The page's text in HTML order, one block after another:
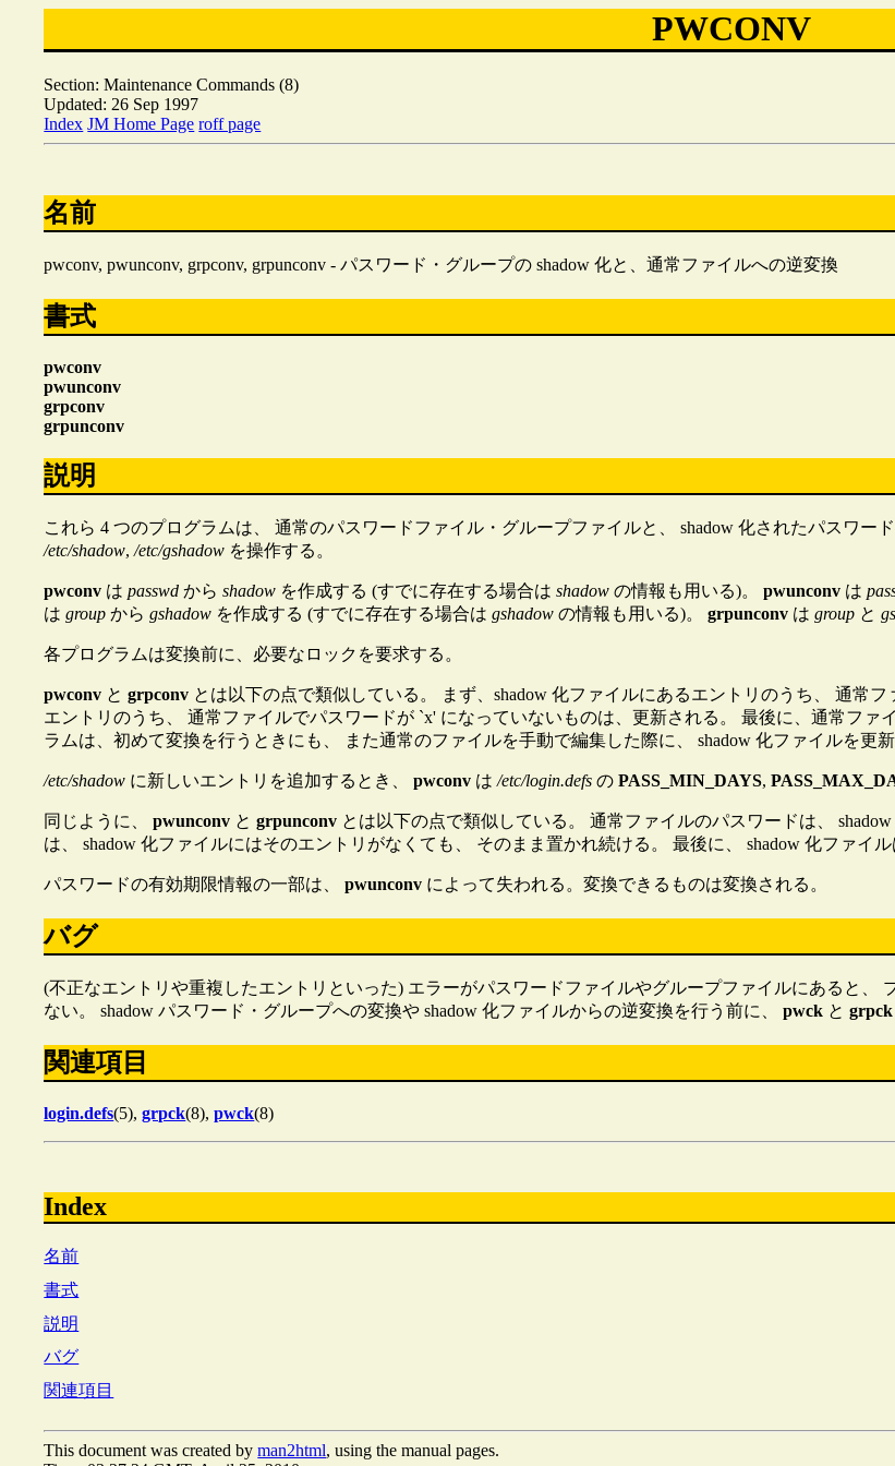
PWCONV
Section: Maintenance Commands (8)
Updated: 26 Sep 1997
Index JM Home Page roff page
名前
pwconv, pwunconv, grpconv, grpunconv - パスワード・グループの shadow 化と、通常ファイルへの逆変換
書式
pwconv
pwunconv
grpconv
grpunconv
説明
これら 4 つのプログラムは、 通常のパスワードファイル・グループファイルと、 shadow 化されたパスワー
/etc/shadow,/etc/gshadow を操作する。
pwconv はpasswd からshadow を作成する (すでに存在する場合はshadow の情報も用いる)。pwunconv は
はgroup からgshadow を作成する (すでに存在する場合はgshadow の情報も用いる)。grpunconv はgroup と
各プログラムは変換前に、必要なロックを要求する。
pwconv とgrpconv とは以下の点で類似している。 まず、shadow 化ファイルにあるエントリのうち、 通常
エントリのうち、 通常ファイルでパスワードが `x' になっていないものは、更新される。 最後に、通常フ
ラムは、初めて変換を行うときにも、 また通常のファイルを手動で編集した際に、 shadow 化ファイルを更
/etc/shadow に新しいエントリを追加するとき、pwconv は/etc/login.defs のPASS_MIN_DAYS,
同じように、pwunconv とgrpunconv とは以下の点で類似している。 通常ファイルのパスワードは、
は、 shadow 化ファイルにはそのエントリがなくても、 そのまま置かれ続ける。 最後に、 shadow 化ファイル
パスワードの有効期限情報の一部は、pwunconv によって失われる。変換できるものは変換される。
バグ
(不正なエントリや重複したエントリといった) エラーがパスワードファイルやグループファイルにあると、
ない。 shadow パスワード・グループへの変換や shadow 化ファイルからの逆変換を行う前に、pwck とgrpck
関連項目
login.defs(5),grpck(8),pwck(8)
Index
名前
書式
説明
バグ
関連項目
This document was created byman2html, using the manual pages.